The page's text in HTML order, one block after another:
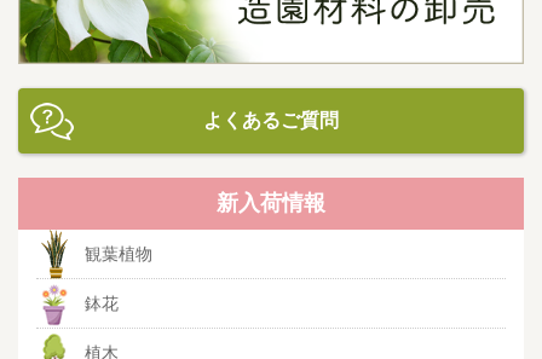
よくあるご質問
新入荷情報
観葉植物
鉢花
植木